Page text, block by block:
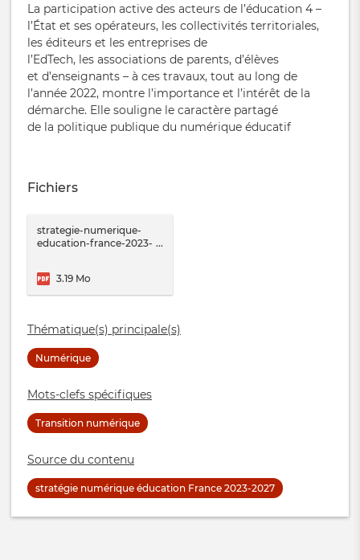
La participation active des acteurs de l’éducation 4 –
l’État et ses opérateurs, les collectivités territoriales,
les éditeurs et les entreprises de
l’EdTech, les associations de parents, d’élèves
et d’enseignants – à ces travaux, tout au long de
l’année 2022, montre l’importance et l’intérêt de la
démarche. Elle souligne le caractère partagé
de la politique publique du numérique éducatif
Fichiers
strategie-numerique-
education-france-2023-
3.19 Mo
Thématique(s) principale(s)
Numérique
Mots-clefs spécifiques
Transition numérique
Source du contenu
stratégie numérique éducation France 2023-2027